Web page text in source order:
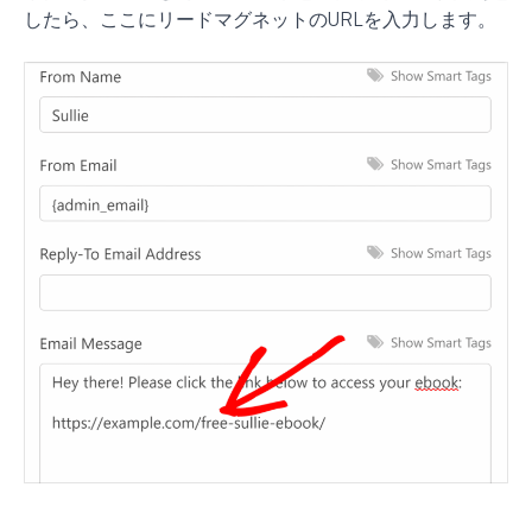
したら、ここにリードマグネットのURLを入力します。